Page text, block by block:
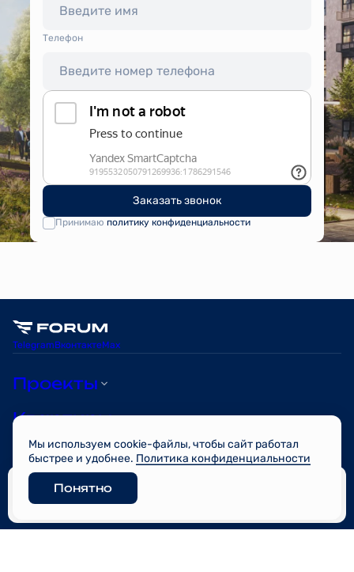
Tелефон
Заказать звонок
Принимаю политику конфиденциальности
TelegramВконтактеMax
Проекты
Квартиры
О компании
© FORUM 2026
Разработано
Мы используем cookie-файлы, чтобы сайт работал
быстрее и удобнее. Политика конфиденциальности
Понятно